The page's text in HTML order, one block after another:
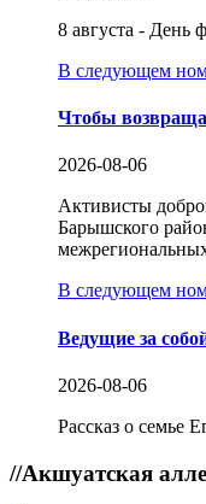
8 августа - День
В следующем
Чтобы
2026-08-06
Активисты
Барышского
В следующем
Ведущие за
2026-08-06
Рассказ о семье
//Акшуатская